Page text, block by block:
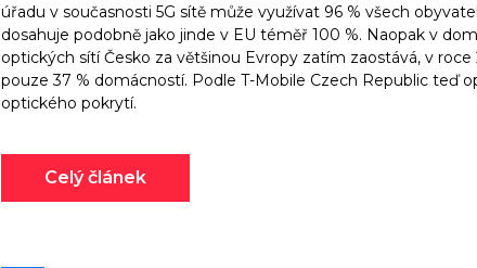
úřadu v současnosti 5G sítě může využívat 96 % všech
dosahuje podobně jako jinde v EU téměř 100 %. Naopak v
optických sítí Česko za většinou Evropy zatím zaostává, v
pouze 37 % domácností. Podle T-Mobile Czech Republic teď
optického pokrytí.
Celý článek